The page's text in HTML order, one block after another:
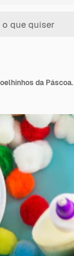
da Páscoa.